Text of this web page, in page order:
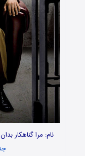
نام: مرا گناهکار